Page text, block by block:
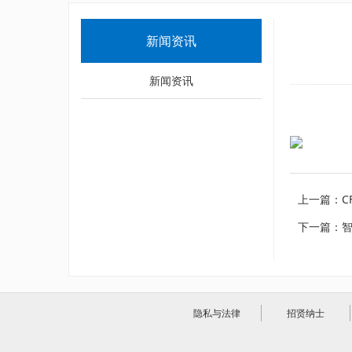
新闻资讯
新闻资讯
上一篇：
下一篇：
隐私与法律 招贤纳士